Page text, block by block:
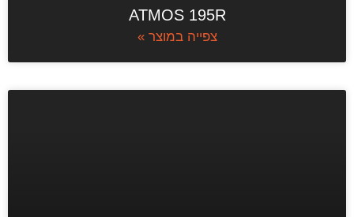
ATMOS 195R
צפייה במוצר »